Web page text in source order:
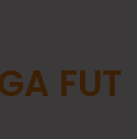
FUT